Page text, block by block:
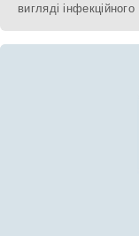
вигляді інфекційного